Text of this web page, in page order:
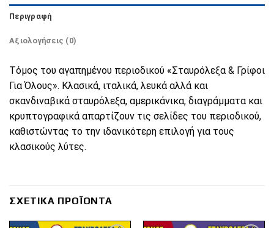
Περιγραφή
Αξιολογήσεις (0)
Τόμος του αγαπημένου περιοδικού «Σταυρόλεξα & Γρίφοι
Για Όλους». Κλασικά, ιταλικά, λευκά αλλά και
σκανδιναβικά σταυρόλεξα, αμερικάνικα, διαγράμματα και
κρυπτογραφικά απαρτίζουν τις σελίδες του περιοδικού,
καθιστώντας το την ιδανικότερη επιλογή για τους
κλασικούς λύτες.
ΣΧΕΤΙΚΆ ΠΡΟΪΌΝΤΑ